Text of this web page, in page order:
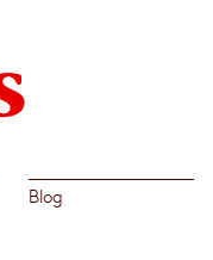
Blog